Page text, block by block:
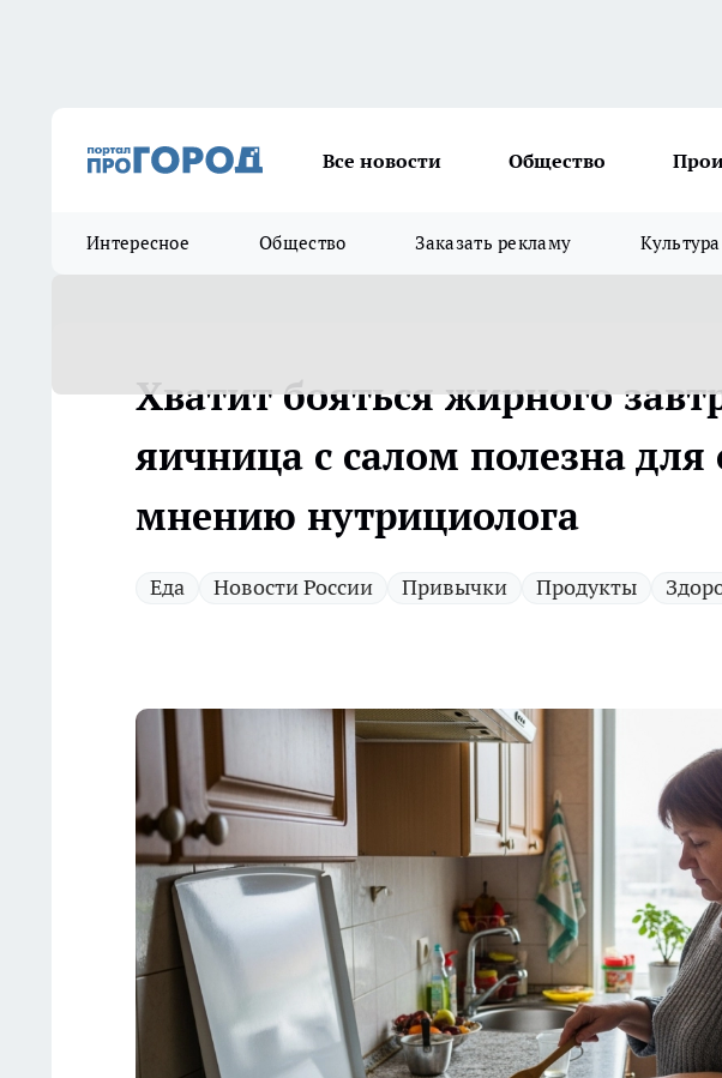
Все новости Общество
Интересное Общество Заказать рекламу Культура
Хватит бояться жирного
яичница с салом полезна
мнению нутрициолога
Еда Новости России Привычки Продукты